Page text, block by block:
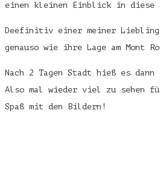
einen kleinen Einblick in diese
Deefinitiv einer meiner
genauso wie ihre Lage am Mont
Nach 2 Tagen Stadt hieß es
Also mal wieder viel zu sehen
Spaß mit den Bildern!